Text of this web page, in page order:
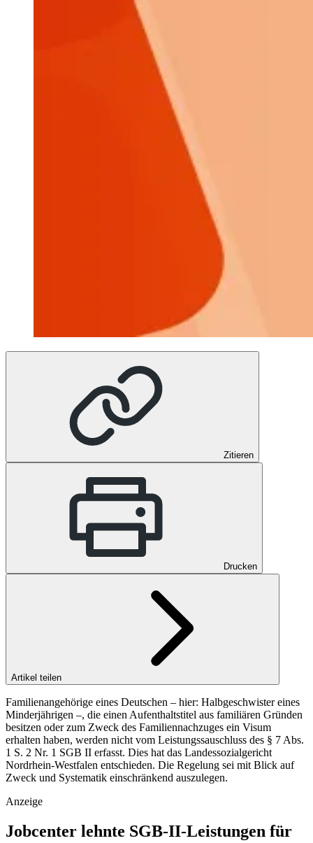
Zitieren
Drucken
Artikel teilen
Familienangehörige eines Deutschen – hier: Halbgeschwister eines
Minderjährigen –, die einen Aufenthaltstitel aus familiären Gründen
besitzen oder zum Zweck des Familiennachzuges ein Visum
erhalten haben, werden nicht vom Leistungssauschluss des § 7 Abs.
1 S. 2 Nr. 1 SGB II erfasst. Dies hat das Landessozialgericht
Nordrhein-Westfalen entschieden. Die Regelung sei mit Blick auf
Zweck und Systematik einschränkend auszulegen.
Anzeige
Jobcenter lehnte SGB-II-Leistungen für